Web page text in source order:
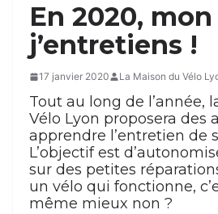
En 2020,
j’entretiens !
17 janvier 2020 La Maison du Vélo
Tout au long de l’année,
Vélo Lyon proposera des
apprendre l’entretien de
L’objectif est
sur des petites
un vélo qui fonctionne,
même mieux non ?